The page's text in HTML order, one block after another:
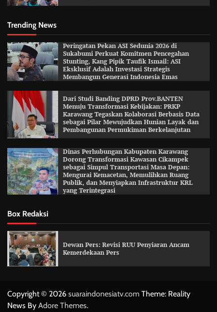
Trending News
Peringatan Pekan ASI Sedunia 2026 di
Sukabumi Perkuat Komitmen Pencegahan
Stunting, Kang Pipik Taufik Ismail: ASI
Eksklusif Adalah Investasi Strategis
Membangun Generasi Indonesia Emas
Dari Studi Banding DPRD Prov.BANTEN
Menuju Transformasi Kebijakan: PRKP
Karawang Tegaskan Kolaborasi Berbasis Data
sebagai Pilar Mewujudkan Hunian Layak dan
Pembangunan Permukiman Berkelanjutan
Dinas Perhubungan Kabupaten Karawang
Dorong Transformasi Kawasan Cikampek
sebagai Simpul Transportasi Masa Depan:
Mengurai Kemacetan, Memulihkan Ruang
Publik, dan Menyiapkan Infrastruktur KRL
yang Terintegrasi
Box Redaksi
Dewan Pers: Revisi RUU Penyiaran Ancam
Kemerdekaan Pers
Copyright © 2026 suaraindonesiatv.com Theme: Reality
News By Adore Themes.